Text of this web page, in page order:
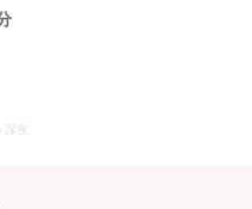
深夜